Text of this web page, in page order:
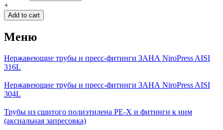
+
Меню
Нержавеющие трубы и пресс-фитинги ЗАНА NiroPress AISI
316L
Нержавеющие трубы и пресс-фитинги ЗАНА NiroPress AISI
304L
Трубы из сшитого полиэтилена PE-X и фитинги к ним
(аксиальная запресовка)